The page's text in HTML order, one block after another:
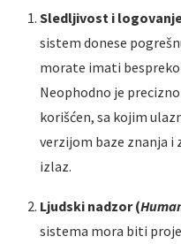
Sledljivost i
sistem donese
morate imati
Neophodno je
korišćen, sa kojim
verzijom baze znanja i
izlaz.
Ljudski nadzor (
sistema mora biti